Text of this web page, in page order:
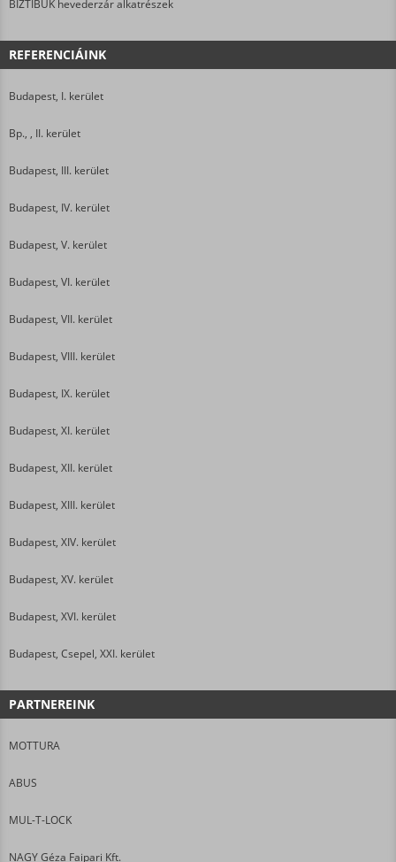
BIZTIBUK hevederzár alkatrészek
REFERENCIÁINK
Budapest, I. kerület
Bp., , II. kerület
Budapest, III. kerület
Budapest, IV. kerület
Budapest, V. kerület
Budapest, VI. kerület
Budapest, VII. kerület
Budapest, VIII. kerület
Budapest, IX. kerület
Budapest, XI. kerület
Budapest, XII. kerület
Budapest, XIII. kerület
Budapest, XIV. kerület
Budapest, XV. kerület
Budapest, XVI. kerület
Budapest, Csepel, XXI. kerület
PARTNEREINK
MOTTURA
ABUS
MUL-T-LOCK
NAGY Géza Faipari Kft.